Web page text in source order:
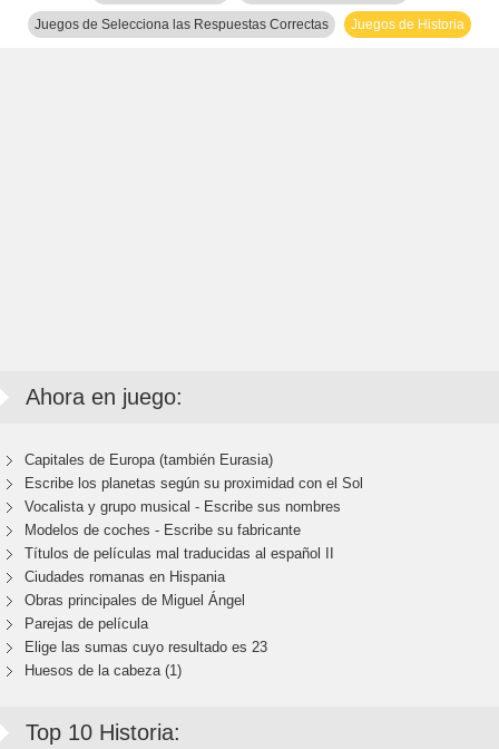
Juegos de Selecciona las Respuestas Correctas Juegos de Historia
Ahora en juego:
Capitales de Europa (también Eurasia)
Escribe los planetas según su proximidad con el Sol
Vocalista y grupo musical - Escribe sus nombres
Modelos de coches - Escribe su fabricante
Títulos de películas mal traducidas al español II
Ciudades romanas en Hispania
Obras principales de Miguel Ángel
Parejas de película
Elige las sumas cuyo resultado es 23
Huesos de la cabeza (1)
Top 10 Historia: